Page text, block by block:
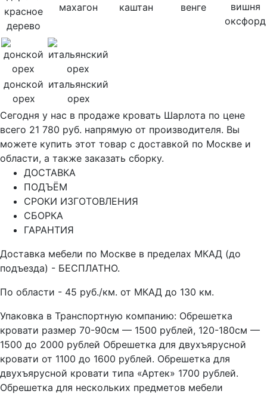
красное
дерево
махагон каштан венге
вишня
оксфорд
донской
орех
итальянский
орех
Сегодня у нас в продаже кровать Шарлота по цене
всего 21 780 руб. напрямую от производителя. Вы
можете купить этот товар с доставкой по Москве и
области, а также заказать сборку.
ДОСТАВКА
ПОДЪЁМ
СРОКИ ИЗГОТОВЛЕНИЯ
СБОРКА
ГАРАНТИЯ
Доставка мебели по Москве в пределах МКАД (до
подъезда) - БЕСПЛАТНО.
По области - 45 руб./км. от МКАД до 130 км.
Упаковка в Транспортную компанию: Обрешетка
кровати размер 70-90см — 1500 рублей, 120-180см —
1500 до 2000 рублей Обрешетка для двухъярусной
кровати от 1100 до 1600 рублей. Обрешетка для
двухъярусной кровати типа «Артек» 1700 рублей.
Обрешетка для нескольких предметов мебели